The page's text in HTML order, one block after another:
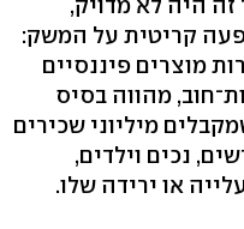
קריטית על המשק:
מוצרים פיננסיים
מהווה בסיס
מיליוני שכירים
נכים וילדים,
או ירידה שלו.